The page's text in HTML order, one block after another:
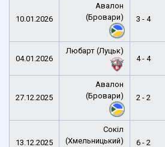
10.01.2026
Авалон
(Бровари)
3 - 4
04.01.2026
Любарт (Луцьк)
4 - 4
27.12.2025
Авалон
(Бровари)
2 - 2
13.12.2025
Сокіл
(Хмельницький)
6 - 2